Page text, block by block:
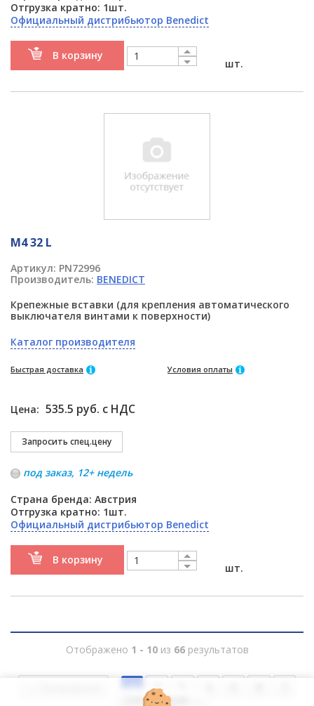
Отгрузка кратно: 1шт.
Официальный дистрибьютор Benedict
В корзину
шт.
M4 32 L
Артикул: PN72996
Производитель: BENEDICT
Крепежные вставки (для крепления автоматического
выключателя винтами к поверхности)
Каталог производителя
Быстрая доставка Условия оплаты
Цена: 535.5 руб. с НДС
под заказ, 12+ недель
Страна бренда: Австрия
Отгрузка кратно: 1шт.
Официальный дистрибьютор Benedict
В корзину
шт.
Отображено 1 - 10из 66результатов
1 2
Следующая →